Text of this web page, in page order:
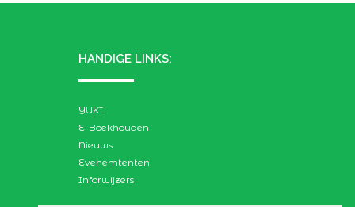
HANDIGE LINKS:
YUKI
E-Boekhouden
Nieuws
Evenemtenten
Inforwijzers